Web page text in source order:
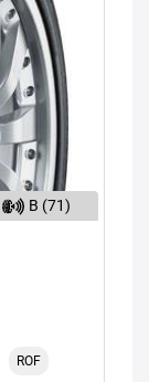
B (71)
ROF